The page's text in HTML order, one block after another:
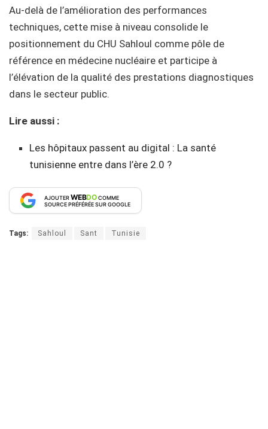
Au-delà de l’amélioration des performances
techniques, cette mise à niveau consolide le
positionnement du CHU Sahloul comme pôle de
référence en médecine nucléaire et participe à
l’élévation de la qualité des prestations diagnostiques
dans le secteur public.
Lire aussi :
Les hôpitaux passent au digital : La santé
tunisienne entre dans l’ère 2.0 ?
AJOUTERWEBDOCOMME
SOURCE PRÉFÉRÉE SUR GOOGLE
Tags: Sahloul Sant Tunisie